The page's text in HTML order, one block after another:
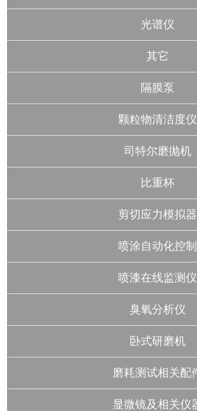
光谱仪
其它
隔膜泵
颗粒物清洁度仪
司特尔磨抛机
比重杯
剪切应力模拟器
喷涂自动化控制
喷漆在线监测仪
臭氧分析仪
卧式研磨机
磨耗测试相关配
显微镜及相关仪